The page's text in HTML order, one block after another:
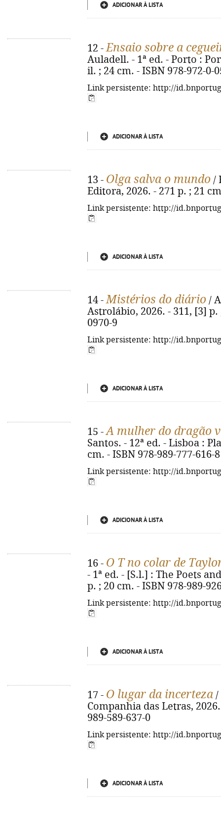
ADICIONAR À LISTA
12 -Ensaio sobre a
Auladell. - 1ª ed. - Porto :
il. ; 24 cm. - ISBN 978-972-0-
Link persistente: http://
ADICIONAR À LISTA
13 - Olga salva o mundo /
Editora, 2026. - 271 p. ; 21
Link persistente: http://
ADICIONAR À LISTA
14 -Mistérios do diário /
Astrolábio, 2026. - 311, [3] p.
0970-9
Link persistente: http://
ADICIONAR À LISTA
15 -A mulher do dragão
Santos. - 12ª ed. - Lisboa :
cm. - ISBN 978-989-777-616-8
Link persistente: http://
ADICIONAR À LISTA
16 - O T no colar de
- 1ª ed. - [S.l.] : The Poets
p. ; 20 cm. - ISBN 978-989-
Link persistente: http://
ADICIONAR À LISTA
17 - O lugar da incerteza /
Companhia das Letras,
989-589-637-0
Link persistente: http://
ADICIONAR À LISTA